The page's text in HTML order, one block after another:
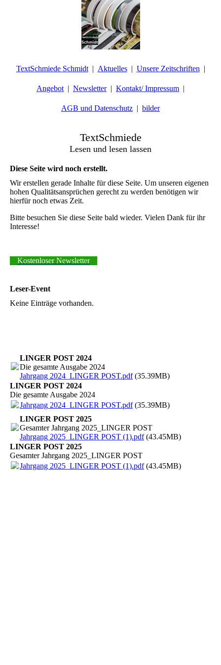
TextSchmiede Schmidt Aktuelles Unsere Zeitschriften
Angebot Newsletter Kontakt/ Impressum
AGB und Datenschutz bilder
TextSchmiede
Lesen und lesen lassen
Diese Seite wird noch erstellt.
Wir erstellen gerade Inhalte für diese Seite. Um unseren eigenen
hohen Qualitätsansprüchen gerecht zu werden benötigen wir
hierfür noch etwas Zeit.
Bitte besuchen Sie diese Seite bald wieder. Vielen Dank für ihr
Interesse!
Kostenloser Newsletter
Leser-Event
Keine Einträge vorhanden.
LINGER POST 2024
Die gesamte Ausgabe 2024
Jahrgang 2024_LINGER POST.pdf(35.39MB)
LINGER POST 2024
Die gesamte Ausgabe 2024
Jahrgang 2024_LINGER POST.pdf(35.39MB)
LINGER POST 2025
Gesamter Jahrgang 2025_LINGER POST
Jahrgang 2025_LINGER POST (1).pdf(43.45MB)
LINGER POST 2025
Gesamter Jahrgang 2025_LINGER POST
Jahrgang 2025_LINGER POST (1).pdf(43.45MB)